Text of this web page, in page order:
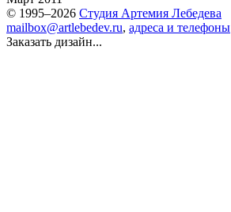
© 1995–2026 Студия Артемия Лебедева
mailbox@artlebedev.ru, адреса и телефоны
Заказать дизайн...